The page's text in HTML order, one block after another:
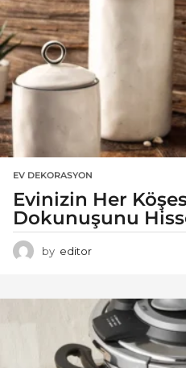
EV DEKORASYON
Evinizin Her
Dokunuşunu
by editor